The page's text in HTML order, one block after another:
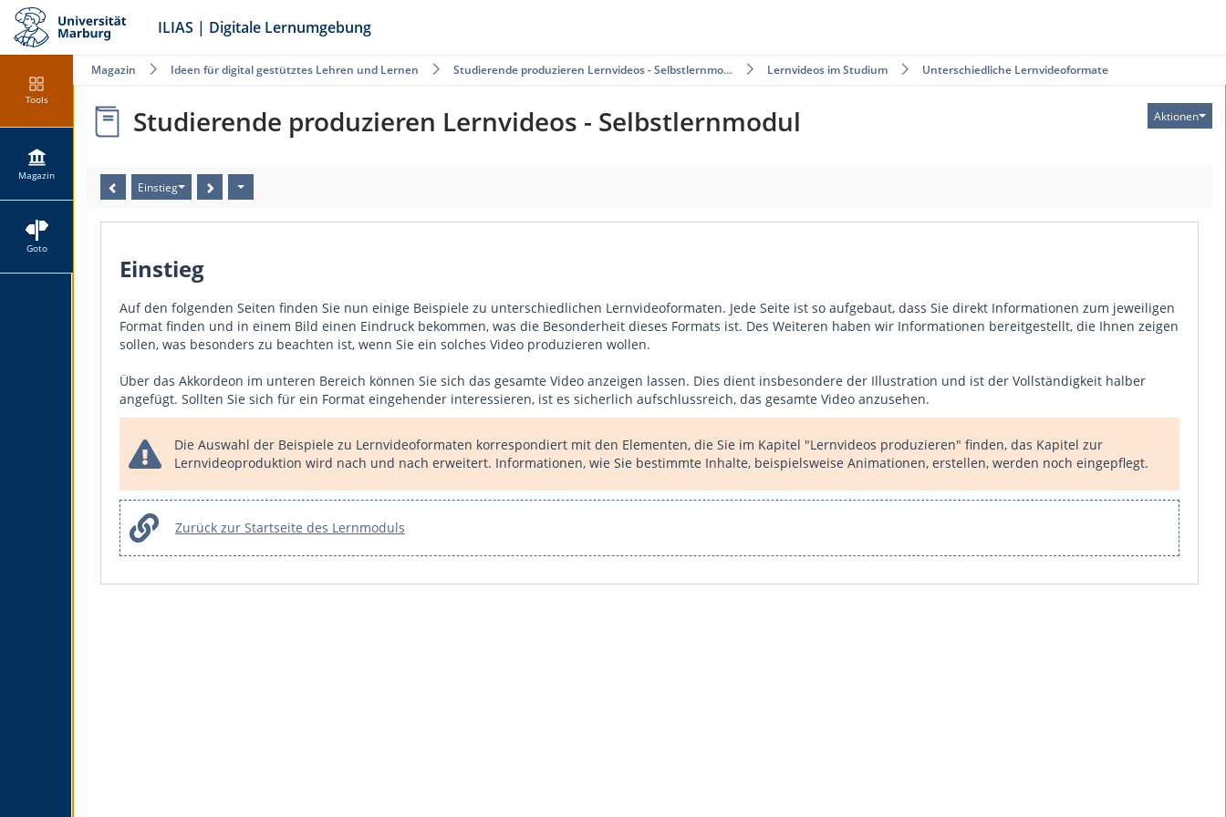
ILIAS | Digitale Lernumgebung
Tools
Magazin
Goto
Magazin Ideen für digital gestütztes Lehren und Lernen Studierende produzieren Lernvideos - Selbstlernmo… Lernvideos im Studium Unterschiedliche Lernvideoformate
Aktionen
Studierende produzieren Lernvideos - Selbstlernmodul
Einstieg
Einstieg
Auf den folgenden Seiten finden Sie nun einige Beispiele zu unterschiedlichen Lernvideoformaten. Jede Seite ist so aufgebaut, dass Sie direkt Informationen zum jeweiligen
Format finden und in einem Bild einen Eindruck bekommen, was die Besonderheit dieses Formats ist. Des Weiteren haben wir Informationen bereitgestellt, die Ihnen zeigen
sollen, was besonders zu beachten ist, wenn Sie ein solches Video produzieren wollen.
Über das Akkordeon im unteren Bereich können Sie sich das gesamte Video anzeigen lassen. Dies dient insbesondere der Illustration und ist der Vollständigkeit halber
angefügt. Sollten Sie sich für ein Format eingehender interessieren, ist es sicherlich aufschlussreich, das gesamte Video anzusehen.
Die Auswahl der Beispiele zu Lernvideoformaten korrespondiert mit den Elementen, die Sie im Kapitel "Lernvideos produzieren" finden, das Kapitel zur
Lernvideoproduktion wird nach und nach erweitert. Informationen, wie Sie bestimmte Inhalte, beispielsweise Animationen, erstellen, werden noch eingepflegt.
Zurück zur Startseite des Lernmoduls